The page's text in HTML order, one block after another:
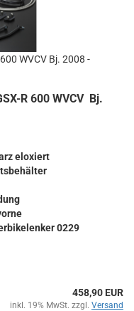
WVCV Bj. 2008 -
R 600 WVCV Bj.
eloxiert
0229
458,90 EUR
inkl. 19% MwSt. zzgl. Versand